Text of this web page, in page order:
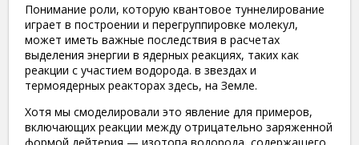
Понимание роли, которую квантовое туннелирование
играет в построении и перегруппировке молекул,
может иметь важные последствия в расчетах
выделения энергии в ядерных реакциях, таких как
реакции с участием водорода. в звездах и
термоядерных реакторах здесь, на Земле.
Хотя мы смоделировали это явление для примеров,
включающих реакции между отрицательно заряженной
формой дейтерия — изотопа водорода, содержащего